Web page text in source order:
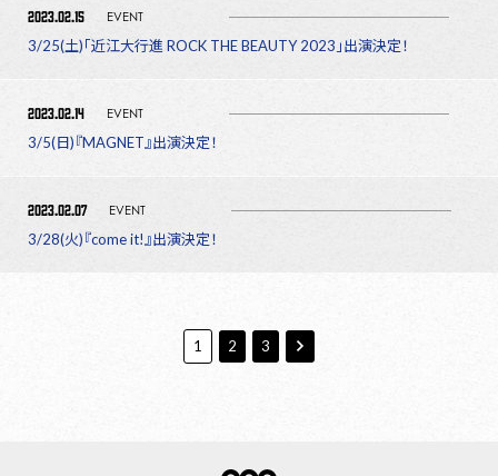
2023.02.15 EVENT
3/25(土)「近江大行進 ROCK THE BEAUTY 2023」出演決定！
2023.02.14 EVENT
3/5(日)『MAGNET』出演決定！
2023.02.07 EVENT
3/28(火)『come it!』出演決定！
1 2 3